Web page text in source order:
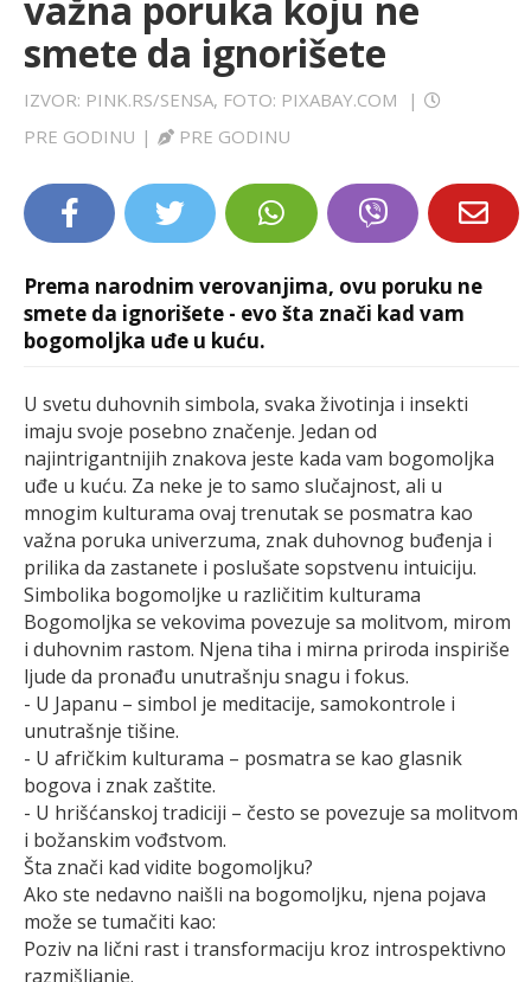
LIFESTYLE
smete da ignorišete
IZVOR: PINK.RS/SENSA, FOTO: PIXABAY.COM
|
PRE GODINU | PRE GODINU
Prema narodnim verovanjima, ovu poruku ne
smete da ignorišete - evo šta znači kad vam
bogomoljka uđe u kuću.
U svetu duhovnih simbola, svaka životinja i insekti
imaju svoje posebno značenje. Jedan od
najintrigantnijih znakova jeste kada vam bogomoljka
uđe u kuću. Za neke je to samo slučajnost, ali u
mnogim kulturama ovaj trenutak se posmatra kao
važna poruka univerzuma, znak duhovnog buđenja i
prilika da zastanete i poslušate sopstvenu intuiciju.
Simbolika bogomoljke u različitim kulturama
Bogomoljka se vekovima povezuje sa molitvom, mirom
i duhovnim rastom. Njena tiha i mirna priroda inspiriše
ljude da pronađu unutrašnju snagu i fokus.
- U Japanu – simbol je meditacije, samokontrole i
unutrašnje tišine.
- U afričkim kulturama – posmatra se kao glasnik
bogova i znak zaštite.
- U hrišćanskoj tradiciji – često se povezuje sa molitvom
i božanskim vođstvom.
Šta znači kad vidite bogomoljku?
Ako ste nedavno naišli na bogomoljku, njena pojava
može se tumačiti kao:
Poziv na lični rast i transformaciju kroz introspektivno
razmišljanje.